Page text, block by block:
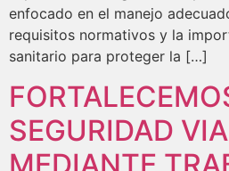
enfocado en el manejo
requisitos normativos y la
sanitario para proteger la […]
SEGURIDAD